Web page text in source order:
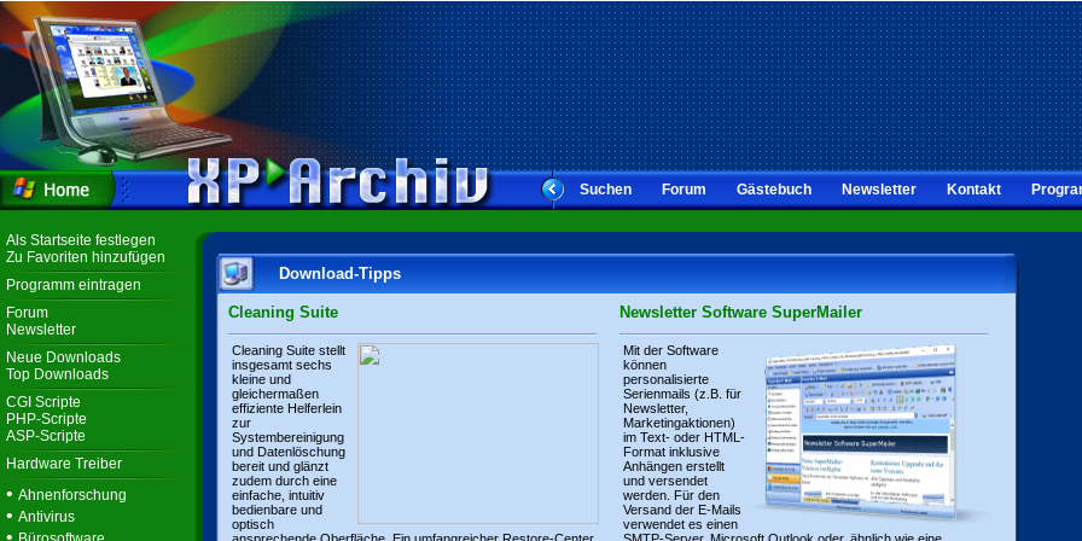
Suchen Forum Gästebuch Newsletter Kontakt
Als Startseite festlegen
Zu Favoriten hinzufügen
Programm eintragen
Forum
Newsletter
Neue Downloads
Top Downloads
CGI Scripte
PHP-Scripte
ASP-Scripte
Hardware Treiber
• Ahnenforschung
• Antivirus
•
Download-Tipps
Cleaning Suite
Cleaning Suite stellt
insgesamt sechs
kleine und
gleichermaßen
effiziente Helferlein
zur
Systembereinigung
und Datenlöschung
bereit und glänzt
zudem durch eine
einfache, intuitiv
bedienbare und
optisch
Newsletter Software SuperMailer
Mit der Software
können
personalisierte
Serienmails (z.B. für
Newsletter,
Marketingaktionen)
im Text- oder HTML-
Format inklusive
Anhängen erstellt
und versendet
werden. Für den
Versand der E-Mails
verwendet es einen